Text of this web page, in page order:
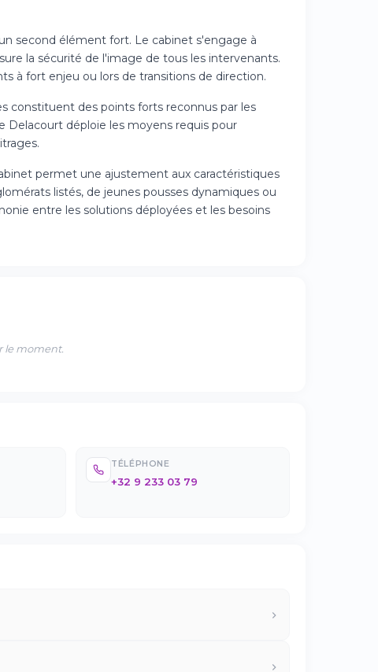
second élément fort. Le cabinet s'engage à
la sécurité de l'image de tous les intervenants.
à fort enjeu ou lors de transitions de direction.
constituent des points forts reconnus par les
Delacourt déploie les moyens requis pour
permet une ajustement aux caractéristiques
listés, de jeunes pousses dynamiques ou
entre les solutions déployées et les besoins
le moment.
TÉLÉPHONE
+32 9 233 03 79